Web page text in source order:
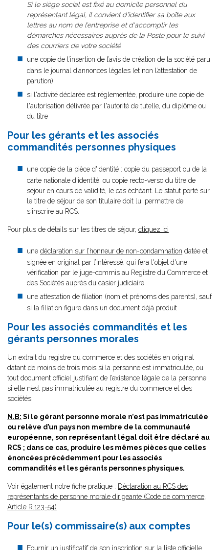
Si le siège social est fixé au domicile personnel du
représentant légal, il convient d'identifier sa boîte aux
lettres au nom de l’entreprise et d'accomplir les
démarches nécessaires auprès de la Poste pour le suivi
des courriers de votre société
une copie de l’insertion de l’avis de création de la société paru
dans le journal d’annonces légales (et non l’attestation de
parution)
si l'activité déclarée est réglementée, produire une copie de
l'autorisation délivrée par l'autorité de tutelle, du diplôme ou
du titre
Pour les gérants et les associés
commandités personnes physiques
une copie de la pièce d'identité : copie du passeport ou de la
carte nationale d'identité, ou copie recto-verso du titre de
séjour en cours de validité, le cas échéant. Le statut porté sur
le titre de séjour de son titulaire doit lui permettre de
s'inscrire au RCS.
Pour plus de détails sur les titres de séjour, cliquez ici
une déclaration sur l’honneur de non-condamnation datée et
signée en original par l’intéressé, qui fera l'objet d'une
vérification par le juge-commis au Registre du Commerce et
des Sociétés auprès du casier judiciaire
une attestation de filiation (nom et prénoms des parents), sauf
si la filiation figure dans un document déjà produit
Pour les associés commandités et les
gérants personnes morales
Un extrait du registre du commerce et des sociétés en original
datant de moins de trois mois si la personne est immatriculée, ou
tout document officiel justifiant de l’existence légale de la personne
si elle n’est pas immatriculée au registre du commerce et des
sociétés
N.B: Si le gérant personne morale n’est pas immatriculée
ou relève d’un pays non membre de la communauté
européenne, son représentant légal doit être déclaré au
RCS ; dans ce cas, produire les mêmes pièces que celles
énoncées précédemment pour les associés
commandités et les gérants personnes physiques.
Voir également notre fiche pratique : Déclaration au RCS des
représentants de personne morale dirigeante (Code de commerce,
Article R.123-54)
Pour le(s) commissaire(s) aux comptes
Fournir un justificatif de son inscription sur la liste officielle